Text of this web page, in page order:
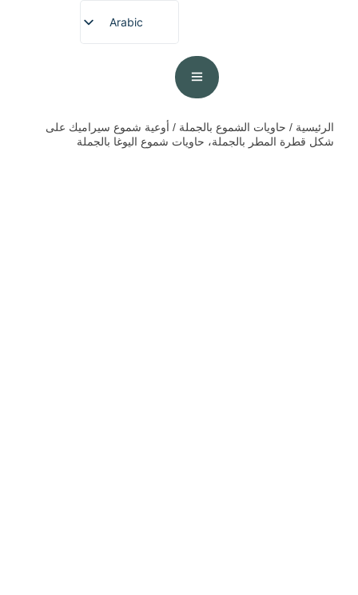
Arabic
English
Spanish
الرئيسية / حاويات الشموع بالجملة / أوعية شموع سيراميك على
شكل قطرة المطر بالجملة، حاويات شموع اليوغا بالجملة